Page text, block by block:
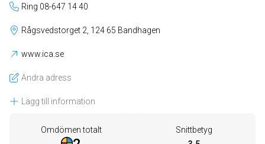
Ring 08-647 14 40
Rågsvedstorget 2, 124 65 Bandhagen
www.ica.se
Ändra adress
Lägg till information
Omdömen totalt
Snittbetyg